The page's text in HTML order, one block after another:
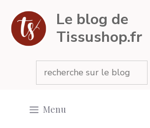
contenu
Le blog de
Tissushop.fr
Rechercher
Menu